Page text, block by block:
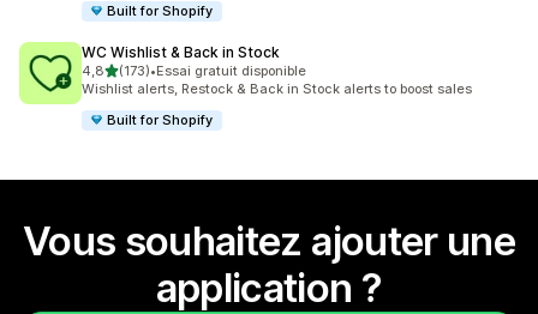
Built for Shopify
WC Wishlist & Back in Stock
4,8étoile(s) sur 5
(173)
173 avis au total
•Essai gratuit disponible
Wishlist alerts, Restock & Back in Stock alerts to boost sales
Built for Shopify
Vous souhaitez ajouter une
application ?